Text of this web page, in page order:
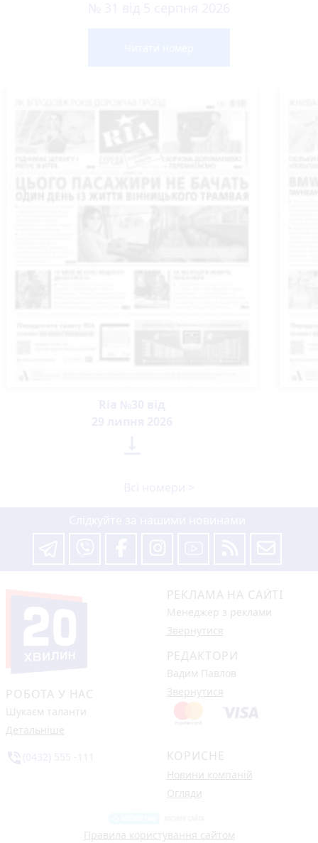
РОБОТА У НАС
Шукаєм таланти
Детальніше
РЕКЛАМА НА САЙТІ
Менеджер з реклами
Звернутися
РЕДАКТОРИ
Вадим Павлов
Звернутися
КОРИСНЕ
Новини компаній
Огляди
Правила користування сайтом